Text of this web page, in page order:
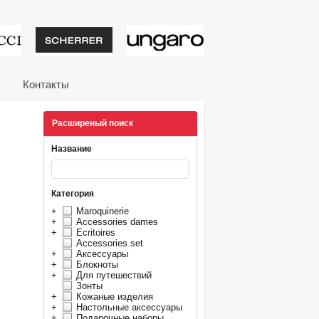
подарки от
Контакты
Расширеный поиск
Название
Категория
+
Maroquinerie
+
Accessories dames
+
Ecritoires
Accessories set
+
Аксессуары
+
Блокноты
+
Для путешествий
Зонты
+
Кожаные изделия
+
Настольные аксессуары